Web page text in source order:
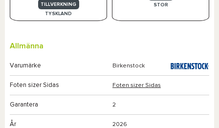
TILLVERKNING
TYSKLAND
STOR
Allmänna
Varumärke Birkenstock
Foten sizer Sidas Foten sizer Sidas
Garantera 2
År 2026